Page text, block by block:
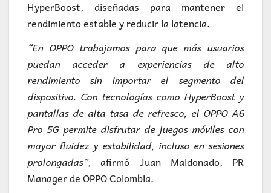
HyperBoost, diseñadas para mantener el
rendimiento estable y reducir la latencia.
“En OPPO trabajamos para que más usuarios
puedan acceder a experiencias de alto
rendimiento sin importar el segmento del
dispositivo. Con tecnologías como HyperBoost y
pantallas de alta tasa de refresco, el OPPO A6
Pro 5G permite disfrutar de juegos móviles con
mayor fluidez y estabilidad, incluso en sesiones
prolongadas”, afirmó Juan Maldonado, PR
Manager de OPPO Colombia.